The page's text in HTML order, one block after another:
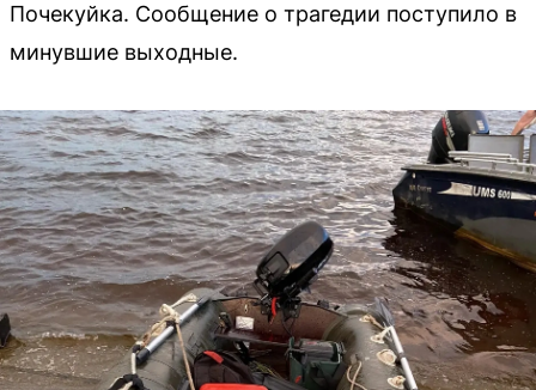
Почекуйка. Сообщение о трагедии поступило в
минувшие выходные.